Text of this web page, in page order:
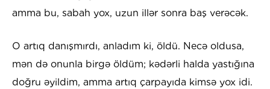
amma bu, sabah yox, uzun illər sonra baş verəcək.
O artıq danışmırdı, anladım ki, öldü. Necə oldusa,
mən də onunla birgə öldüm; kədərli halda yastığına
doğru əyildim, amma artıq çarpayıda kimsə yox idi.